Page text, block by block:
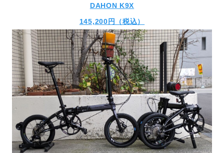
DAHON K9X
145,200円（税込）